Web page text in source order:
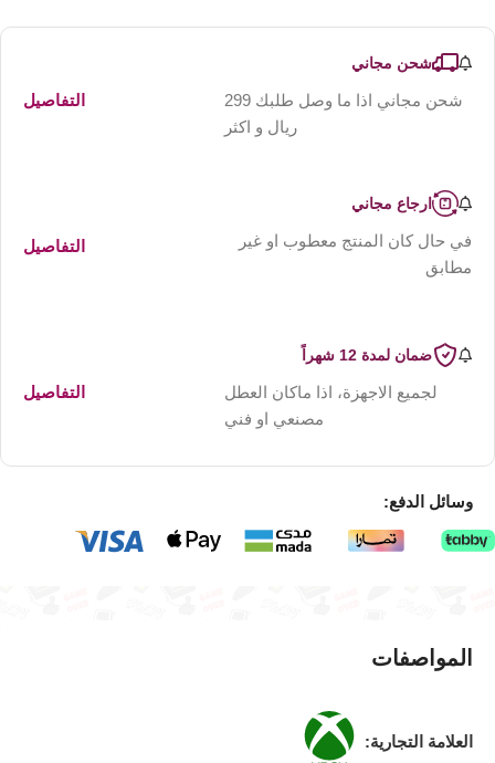
شحن مجاني
شحن مجاني اذا ما وصل طلبك 299
ريال و اكثر
التفاصيل
ارجاع مجاني
في حال كان المنتج معطوب او غير
مطابق
التفاصيل
ضمان لمدة 12 شهراً
لجميع الاجهزة، اذا ماكان العطل
مصنعي او فني
التفاصيل
وسائل الدفع:
المواصفات
العلامة التجارية: